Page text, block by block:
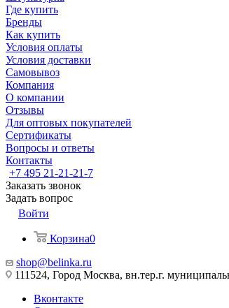
Где купить
Бренды
Как купить
Условия оплаты
Условия доставки
Самовывоз
Компания
О компании
Отзывы
Для оптовых покупателей
Сертификаты
Вопросы и ответы
Контакты
+7 495 21-21-21-7
Заказать звонок
Задать вопрос
Войти
Корзина0
shop@belinka.ru
111524, Город Москва, вн.тер.г.
Вконтакте